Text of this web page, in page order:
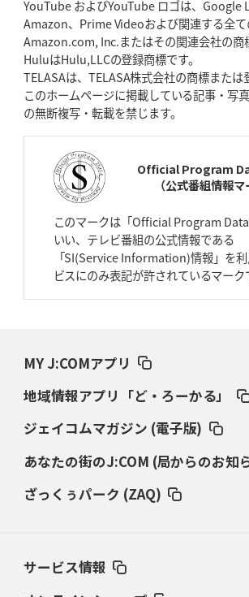
2026年4月23日(木)更新
元代表ラピース、今季限りで引退「クボタは10年
2026年4月16日(木)更新
BL東京「強化拠点」を「共有財産」に新クラブハ
た空間」
2026年4月9日(木)更新
スティーラーズ、名門復活の足音
2026年4月2日(木)更新
2026年3月26日(木)更新
AZ-COM丸和、リーグワンへ参入決定 「フィール
ダイナボアーズ、“逆輸入SO”三宅駿
「ニュージ
2026年3月5日(木)更新
2026年2月19日(木)更新
37年女子W杯招致への課題と期待
YouTube およびYouTube ロゴは、Google
Amazon、Prime Videoおよび関連する全
Amazon.com, Inc.またはその関連会社の商
HuluはHulu,LLCの登録商標です。
TELASAは、TELASA株式会社の商標または
このホームページに掲載している記事・写
の無断複写・転載を禁じます。
Official Program
（公式番組情報マ
このマークは「Official Program
いい、テレビ番組の公式情報である
「SI(Service Information)情報」を
ビスにのみ表記が許されているマーク
MY J:COMアプリ
地域情報アプリ「ど・ろーかる」
ジェイコムマガジン (電子版)
あなたの街のJ:COM (局からのお知
ざっくぅパーク (ZAQ)
サービス情報